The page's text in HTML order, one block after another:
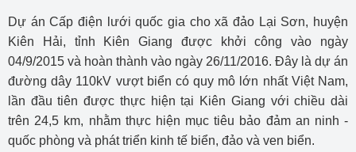
Dự án Cấp điện lưới quốc gia cho xã đảo Lại Sơn, huyện
Kiên Hải, tỉnh Kiên Giang được khởi công vào ngày
04/9/2015 và hoàn thành vào ngày 26/11/2016. Đây là dự án
đường dây 110kV vượt biển có quy mô lớn nhất Việt Nam,
lần đầu tiên được thực hiện tại Kiên Giang với chiều dài
trên 24,5 km, nhằm thực hiện mục tiêu bảo đảm an ninh -
quốc phòng và phát triển kinh tế biển, đảo và ven biển.